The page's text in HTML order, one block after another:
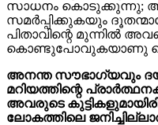
സാധനം കൊടുക്കുന്നു;
സമർപ്പിക്കുകയും
പിതാവിന്റെ മുന്നിൽ
കൊണ്ടുപോവുകയാണു
അനന്ത സൗഭാഗ്യവും
മറിയത്തിന്റെ
അവരുടെ
ലോകത്തിലെ